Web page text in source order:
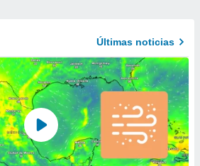
Últimas noticias